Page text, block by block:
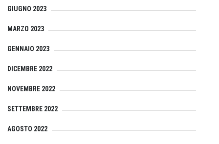
GIUGNO 2023
MARZO 2023
GENNAIO 2023
DICEMBRE 2022
NOVEMBRE 2022
SETTEMBRE 2022
AGOSTO 2022